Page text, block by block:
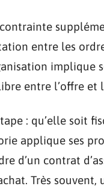
entre les
implique
entre l’offre et
: qu’elle soit
applique ses
d’un contrat
Très souvent,